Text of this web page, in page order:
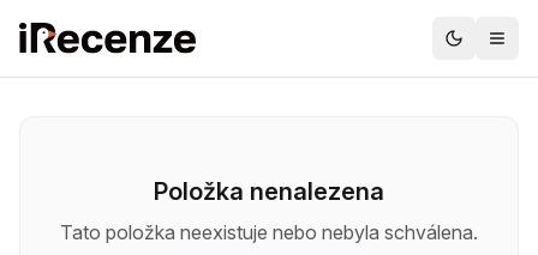
Položka nenalezena
Tato položka neexistuje nebo nebyla schválena.